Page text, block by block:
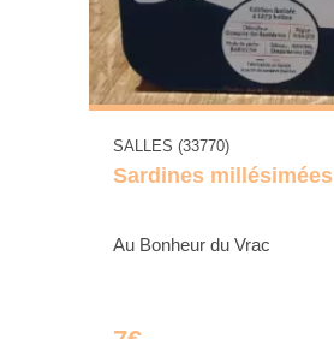
SALLES (33770)
Sardines millésimées
Au Bonheur du Vrac